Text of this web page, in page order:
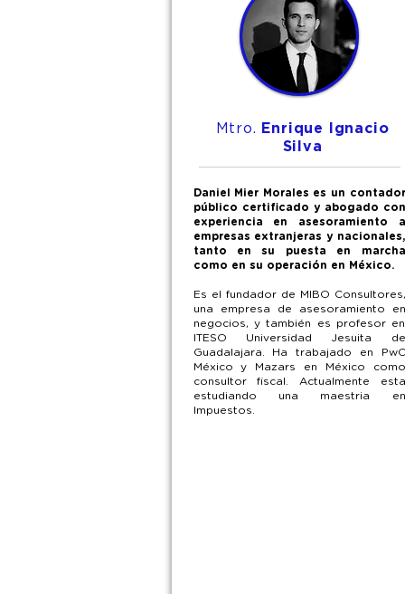
Mtro. Enrique Ignacio
Silva
Daniel Mier Morales es un contador
público certificado y abogado con
experiencia en asesoramiento a
empresas extranjeras y nacionales,
tanto en su puesta en marcha
como en su operación en México.
Es el fundador de MIBO Consultores,
una empresa de asesoramiento en
negocios, y también es profesor en
ITESO Universidad Jesuita de
Guadalajara. Ha trabajado en PwC
México y Mazars en México como
consultor fiscal. Actualmente esta
estudiando una maestria en
Impuestos.